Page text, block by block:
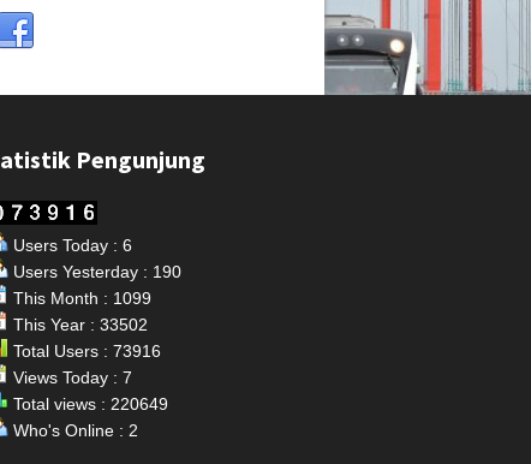
Pengunjung
Users Today : 6
Users Yesterday : 190
This Month : 1099
This Year : 33502
Total Users : 73916
Views Today : 7
Total views : 220649
Who's Online : 2